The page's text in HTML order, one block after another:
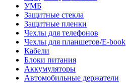
УМБ
Защитные стекла
Защитные пленки
Чехлы для телефонов
Чехлы для планшетов/E-book
Кабели
Блоки питания
Аккумуляторы
Автомобильные держатели